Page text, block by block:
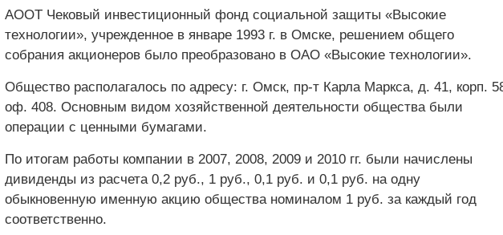
АООТ Чековый инвестиционный фонд социальной защиты «Высокие
технологии», учрежденное в январе 1993 г. в Омске, решением общего
собрания акционеров было преобразовано в ОАО «Высокие технологии».
Общество располагалось по адресу: г. Омск, пр-т Карла Маркса, д. 41, корп.
оф. 408. Основным видом хозяйственной деятельности общества были
операции с ценными бумагами.
По итогам работы компании в 2007, 2008, 2009 и 2010 гг. были начислены
дивиденды из расчета 0,2 руб., 1 руб., 0,1 руб. и 0,1 руб. на одну
обыкновенную именную акцию общества номиналом 1 руб. за каждый год
соответственно.